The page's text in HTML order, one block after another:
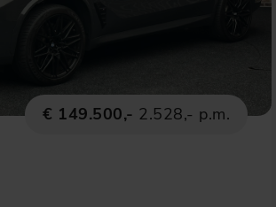
€ 149.500,- 2.528,- p.m.